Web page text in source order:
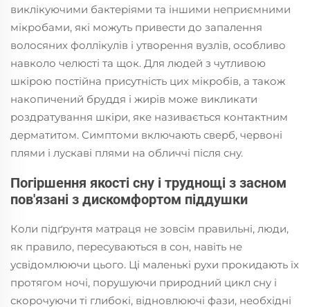
виклікуючими бактеріями та іншими неприємними
мікробами, які можуть привести до запалення
волосяних фоллікулів і утворення вузлів, особливо
навколо челюсті та щок. Для людей з чутливою
шкірою постійна присутність цих мікробів, а також
накопичений бруддя і жирів може викликати
роздратування шкіри, яке називається контактним
дерматитом. Симптоми включають сверб, червоні
плями і лускаві плями на обличчі після сну.
Погіршення якості сну і труднощі з засном
пов'язані з дискомфортом піддушки
Коли підґрунтя матраця не зовсім правильні, люди,
як правило, пересуваються в сон, навіть не
усвідомлюючи цього. Ці маленькі рухи прокидають їх
протягом ночі, порушуючи природний цикл сну і
скорочуючи ті глибокі, відновлюючі фази, необхідні